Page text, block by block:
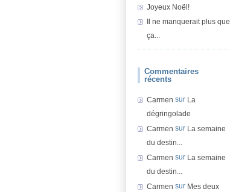
Joyeux Noël!
Il ne manquerait plus que
ça...
Commentaires
récents
Carmen sur La
dégringolade
Carmen sur La semaine
du destin...
Carmen sur La semaine
du destin...
Carmen sur Mes deux